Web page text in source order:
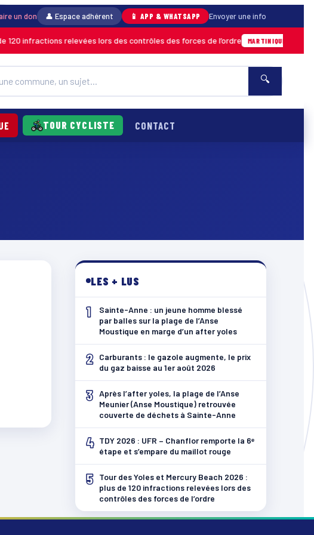
un don 👤 Espace adhérent 📱 APP & WHATSAPP Envoyer une info
infractions relevées lors des contrôles des forces de l’ordre MARTINIQUE
🔍
TOUR CYCLISTE CONTACT
LES + LUS
1
Sainte-Anne : un jeune homme blessé
par balles sur la plage de l’Anse
Moustique en marge d’un after yoles
2
Carburants : le gazole augmente, le prix
du gaz baisse au 1er août 2026
3 Après l’after yoles, la plage de l’Anse
Meunier (Anse Moustique) retrouvée
couverte de déchets à Sainte-Anne
4 TDY 2026 : UFR – Chanflor remporte la 6ᵉ
étape et s’empare du maillot rouge
5
Tour des Yoles et Mercury Beach 2026 :
plus de 120 infractions relevées lors des
contrôles des forces de l’ordre